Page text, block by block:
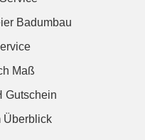
Badumbau
Maß
Gutschein
Überblick